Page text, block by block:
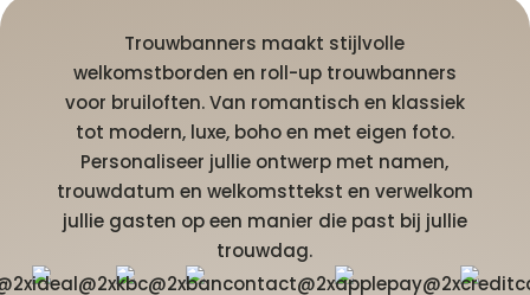
Trouwbanners maakt stijlvolle
welkomstborden en roll-up trouwbanners
voor bruiloften. Van romantisch en klassiek
tot modern, luxe, boho en met eigen foto.
Personaliseer jullie ontwerp met namen,
trouwdatum en welkomsttekst en verwelkom
jullie gasten op een manier die past bij jullie
trouwdag.